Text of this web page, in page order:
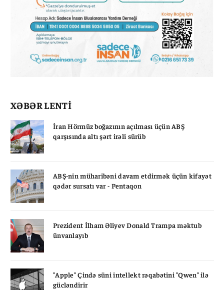
XƏBƏR LENTİ
İran Hörmüz boğazının açılması üçün ABŞ
qarşısında altı şərt irəli sürüb
ABŞ-nin müharibəni davam etdirmək üçün kifayət
qədər sursatı var - Pentaqon
Prezident İlham Əliyev Donald Trampa məktub
ünvanlayıb
"Apple" Çində süni intellekt rəqabətini "Qwen" ilə
gücləndirir